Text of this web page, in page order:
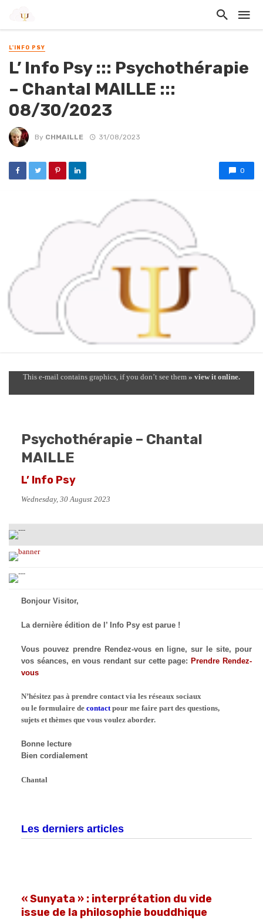
L'INFO PSY
L’ Info Psy ::: Psychothérapie
– Chantal MAILLE :::
08/30/2023
By CHMAILLE 31/08/2023
0
This e-mail contains graphics, if you don’t see them » view it online.
Psychothérapie – Chantal
MAILLE
L’ Info Psy
Wednesday, 30 August 2023
Bonjour Visitor,
La dernière édition de l’ Info Psy est parue !
Vous pouvez prendre Rendez-vous en ligne, sur le site, pour
vos séances, en vous rendant sur cette page: Prendre Rendez-
vous
N’hésitez pas à prendre contact via les réseaux sociaux
ou le formulaire decontact pour me faire part des questions,
sujets et thèmes que vous voulez aborder.
Bonne lecture
Bien cordialement
Chantal
Les derniers articles
« Sunyata » : interprétation du vide
issue de la philosophie bouddhique